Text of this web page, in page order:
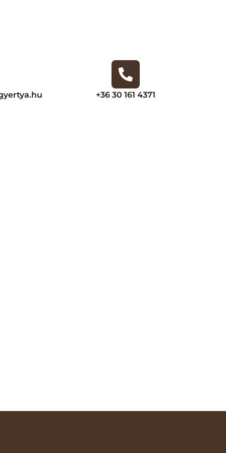
+36 30 161 4371